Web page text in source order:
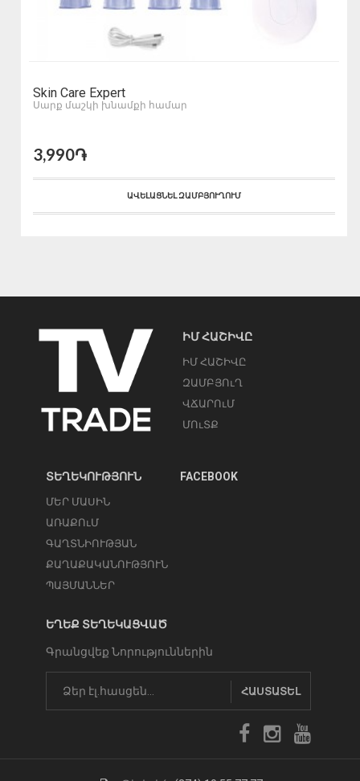
Skin Care Expert
Սարք մաշկի խնամքի համար
3,990֏
ԱՎԵԼԱՑՆԵԼ ԶԱՄԲՅՈՒՂՈՒՄ
ԻՄ ՀԱՇԻՎԸ
ԻՄ ՀԱՇԻՎԸ
ԶԱՄԲՅՈւՂ
ՎՃԱՐՈւՄ
ՄՈւՏՔ
ՏԵՂԵԿՈՒԹՅՈՒՆ
ՄԵՐ ՄԱՍԻՆ
ԱՌԱՔՈւՄ
ԳԱՂՏՆԻՈՒԹՅԱՆ
ՔԱՂԱՔԱԿԱՆՈՒԹՅՈՒՆ
ՊԱՅՄԱՆՆԵՐ
FACEBOOK
ԵՂԵՔ ՏԵՂԵԿԱՑՎԱԾ
Գրանցվեք Նորություններին
ՀԱՍՏԱՏԵԼ